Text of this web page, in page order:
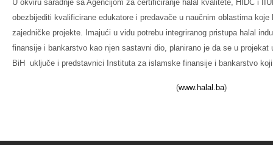
U okviru saradnje sa Agencijom za certificiranje halal kvalitete, HIDC i
obezbijediti kvalificirane edukatore i predavače u naučnim oblastima koje
zajedničke projekte. Imajući u vidu potrebu integriranog pristupa halal
finansije i bankarstvo kao njen sastavni dio, planirano je da se u
BiH uključe i predstavnici Instituta za islamske finansije i bankarstvo
(www.halal.ba)